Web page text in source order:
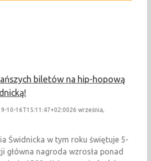
biletów na hip-hopową
10-16T15:11:47+02:0026 września,
Świdnicka w tym roku świętuje 5-
główna nagroda wzrosła ponad